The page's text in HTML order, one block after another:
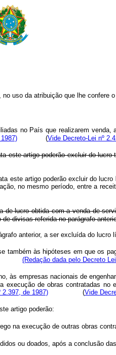
, no uso da atribuição que lhe confere
no País que realizarem
(Vide Decreto-Lei nº
este artigo poderão excluir do
este artigo poderão excluir do
no mesmo período, entre
de lucro obtida com a venda de
divisas referida no parágrafo
anterior, a ser excluída do
também às hipóteses em que os
(Redação dada pelo Decreto
às empresas nacionais de
execução de obras contratadas
2.397, de 1987) (Vide
artigo poderão:
na execução de outras obras
ou doados, após a conclusão